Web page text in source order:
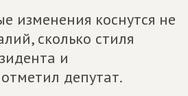
изменения коснутся не
сколько стиля
и
депутат.